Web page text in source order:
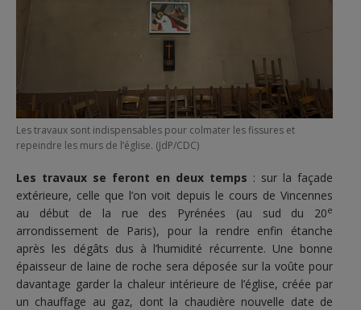
Les travaux sont indispensables pour colmater les fissures et
repeindre les murs de l’église. (JdP/CDC)
Les travaux se feront en deux temps : sur la façade
extérieure, celle que l’on voit depuis le cours de Vincennes
au début de la rue des Pyrénées (au sud du 20e
arrondissement de Paris), pour la rendre enfin étanche
après les dégâts dus à l’humidité récurrente. Une bonne
épaisseur de laine de roche sera déposée sur la voûte pour
davantage garder la chaleur intérieure de l’église, créée par
un chauffage au gaz, dont la chaudière nouvelle date de